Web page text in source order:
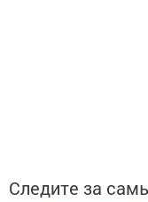
Следите за